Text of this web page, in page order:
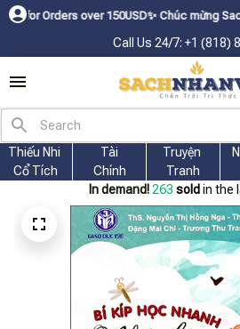
over 150USDㅤ✨Chúc mừng
Call Us 24/7: +1 (818)
Thiếu Nhi
Cổ Tích
Tài
Chính
Truyện
Tranh
In demand! 264 sold in the